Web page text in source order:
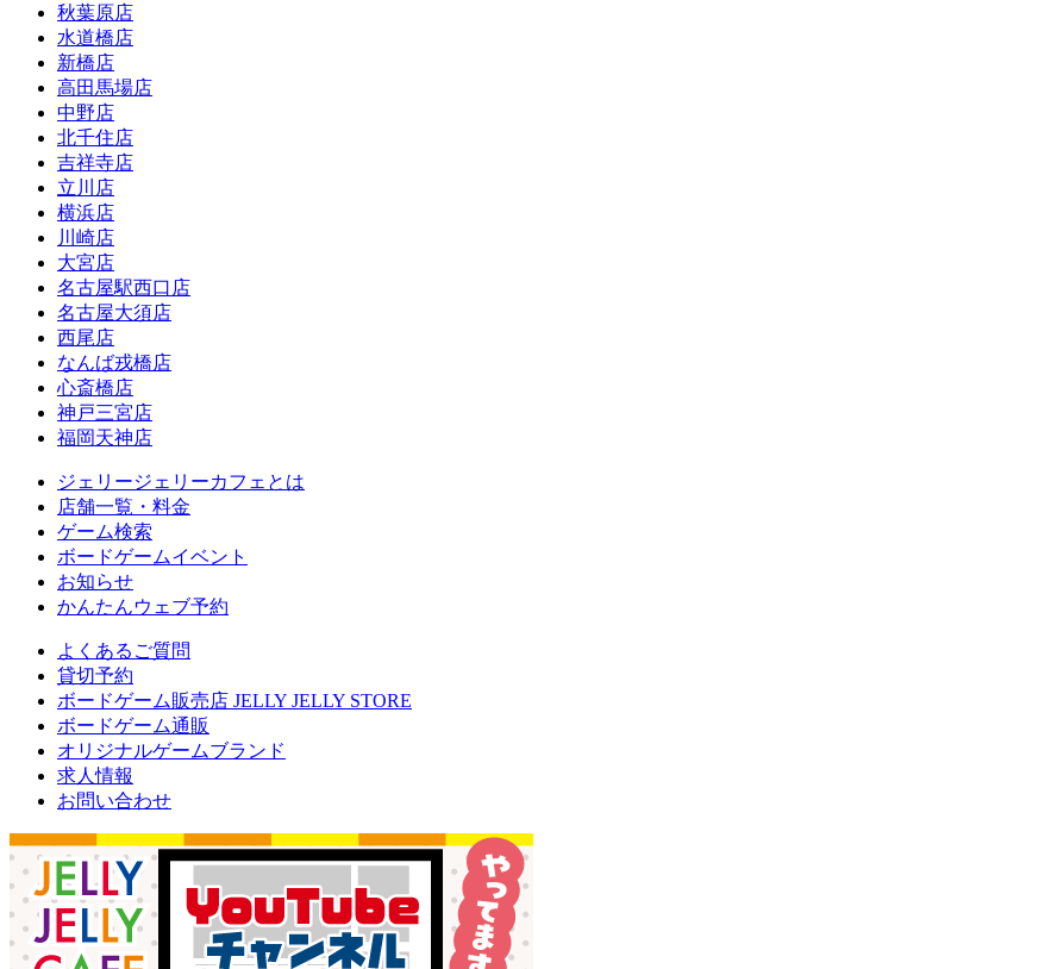
秋葉原店
水道橋店
新橋店
高田馬場店
中野店
北千住店
吉祥寺店
立川店
横浜店
川崎店
大宮店
名古屋駅西口店
名古屋大須店
西尾店
なんば戎橋店
心斎橋店
神戸三宮店
福岡天神店
ジェリージェリーカフェとは
店舗一覧・料金
ゲーム検索
ボードゲームイベント
お知らせ
かんたんウェブ予約
よくあるご質問
貸切予約
ボードゲーム販売店 JELLY JELLY STORE
ボードゲーム通販
オリジナルゲームブランド
求人情報
お問い合わせ